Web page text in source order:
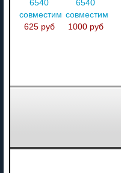
6540
совместимый
625 руб
6540
совместимый
1000 руб